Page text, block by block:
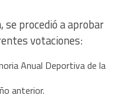
se procedió a aprobar
votaciones:
Anual Deportiva de la
anterior.